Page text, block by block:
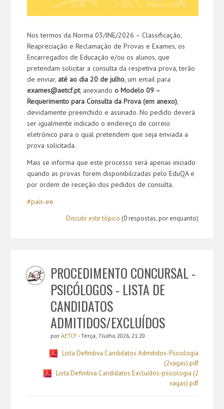
Nos termos da Norma 03/JNE/2026 – Classificação,
Reapreciação e Reclamação de Provas e Exames, os
Encarregados de Educação e/ou os alunos, que
pretendam solicitar a consulta da respetiva prova, terão
de enviar, até ao dia 20 de julho, um email para
exames@aetcf.pt, anexando o Modelo 09 –
Requerimento para Consulta da Prova (em anexo),
devidamente preenchido e assinado. No pedido deverá
ser igualmente indicado o endereço de correio
eletrónico para o qual pretendem que seja enviada a
prova solicitada.
Mais se informa que este processo será apenas iniciado
quando as provas forem disponibilizadas pelo EduQA e
por ordem de receção dos pedidos de consulta.
#pais-ee
Discutir este tópico (0 respostas, por enquanto)
PROCEDIMENTO CONCURSAL -
PSICÓLOGOS - LISTA DE
CANDIDATOS
ADMITIDOS/EXCLUÍDOS
por AETCF- Terça, 7 Julho 2026, 21:20
Lista Definitiva Candidatos Admitidos-Psicologia
(2vagas).pdf
Lista Definitiva Candidatos Excluídos-psicologia (2
vagas).pdf